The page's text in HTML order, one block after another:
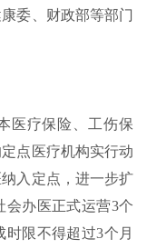
委、财政部等部门
医疗保险、工伤保
点医疗机构实行动
入定点，进一步扩
会办医正式运营3个
限不得超过3个月